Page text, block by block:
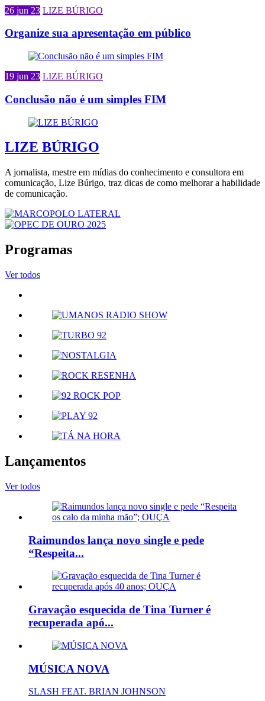
26 jun 23 LIZE BÚRIGO
Organize sua apresentação em público
19 jun 23 LIZE BÚRIGO
Conclusão não é um simples FIM
LIZE BÚRIGO
A jornalista, mestre em mídias do conhecimento e consultora em
comunicação, Lize Búrigo, traz dicas de como melhorar a habilidade
de comunicação.
Programas
Ver todos
Lançamentos
Ver todos
Raimundos lança novo single e pede
“Respeita...
Gravação esquecida de Tina Turner é
recuperada apó...
MÚSICA NOVA
SLASH FEAT. BRIAN JOHNSON